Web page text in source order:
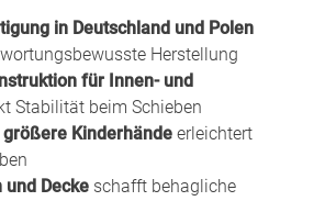
in Deutschland und Polen
Herstellung
für Innen- und
Stabilität beim Schieben
Kinderhände erleichtert
und Decke schafft behagliche